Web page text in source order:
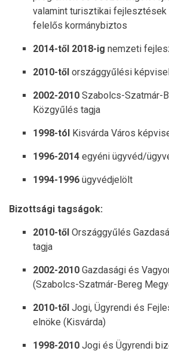
valamint turisztikai fejlesztések
felelős kormánybiztos
2014-től 2018-ig nemzeti
2010-től országgyűlési
2002-2010 Szabolcs-Szatmár-
Közgyűlés tagja
1998-tól Kisvárda Város
1996-2014 egyéni ügyvéd/
1994-1996 ügyvédjelölt
Bizottsági tagságok:
2010-től Országgyűlés
tagja
2002-2010 Gazdasági és
(Szabolcs-Szatmár-Bereg
2010-től Jogi, Ügyrendi és
elnöke (Kisvárda)
1998-2010 Jogi és Ügyrendi